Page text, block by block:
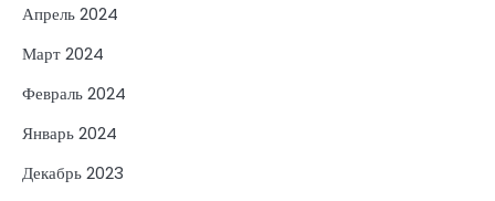
Апрель 2024
Март 2024
Февраль 2024
Январь 2024
Декабрь 2023